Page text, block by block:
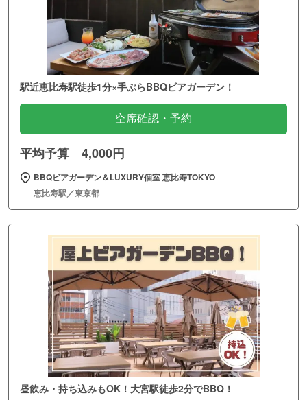
駅近恵比寿駅徒歩1分×手ぶらBBQビアガーデン！
空席確認・予約
平均予算 4,000円
BBQビアガーデン＆LUXURY個室 恵比寿TOKYO
恵比寿駅／東京都
昼飲み・持ち込みもOK！大宮駅徒歩2分でBBQ！